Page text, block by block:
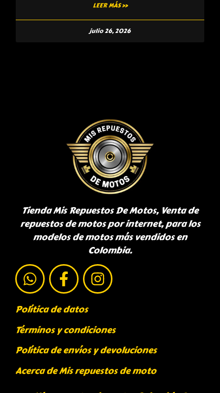
LEER MÁS »
julio 26, 2026
Tienda Mis Repuestos De Motos, Venta de
repuestos de motos por internet, para los
modelos de motos más vendidos en
Colombia.
Política de datos
Términos y condiciones
Política de envíos y devoluciones
Acerca de Mis repuestos de moto